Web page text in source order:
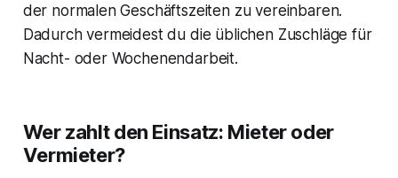
der normalen Geschäftszeiten zu vereinbaren.
Dadurch vermeidest du die üblichen Zuschläge für
Nacht- oder Wochenendarbeit.
Wer zahlt den Einsatz: Mieter oder
Vermieter?